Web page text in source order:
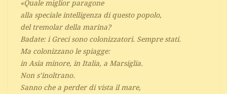
«Quale miglior paragone
alla speciale intelligenza di questo popolo,
del tremolar della marina?
Badate: i Greci sono colonizzatori. Sempre stati.
Ma colonizzano le spiagge:
in Asia minore, in Italia, a Marsiglia.
Non s’inoltrano.
Sanno che a perder di vista il mare,